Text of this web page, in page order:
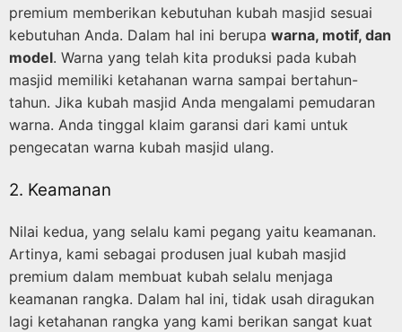
premium memberikan kebutuhan kubah masjid sesuai
kebutuhan Anda. Dalam hal ini berupa warna, motif, dan
model. Warna yang telah kita produksi pada kubah
masjid memiliki ketahanan warna sampai bertahun-
tahun. Jika kubah masjid Anda mengalami pemudaran
warna. Anda tinggal klaim garansi dari kami untuk
pengecatan warna kubah masjid ulang.
2. Keamanan
Nilai kedua, yang selalu kami pegang yaitu keamanan.
Artinya, kami sebagai produsen jual kubah masjid
premium dalam membuat kubah selalu menjaga
keamanan rangka. Dalam hal ini, tidak usah diragukan
lagi ketahanan rangka yang kami berikan sangat kuat